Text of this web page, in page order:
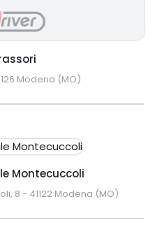
Modena (MO)
Montecuccoli
8 - 41122 Modena (MO)